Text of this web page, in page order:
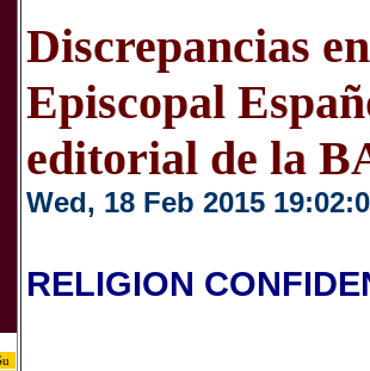
Discrepancias
Episcopal
editorial de la
Wed, 18 Feb 2015
RELIGION